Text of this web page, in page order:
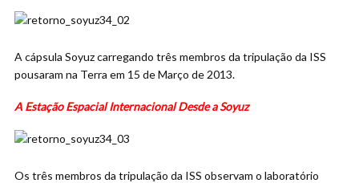
A cápsula Soyuz carregando três membros da tripulação da ISS
pousaram na Terra em 15 de Março de 2013.
A Estação Espacial Internacional Desde a Soyuz
Os três membros da tripulação da ISS observam o laboratório